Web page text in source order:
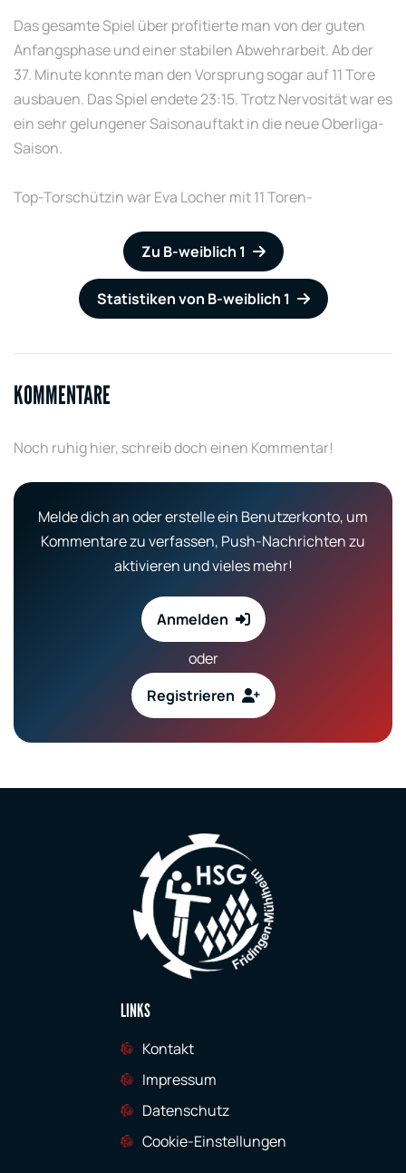
Das gesamte Spiel über profitierte man von der guten
Anfangsphase und einer stabilen Abwehrarbeit. Ab der
37. Minute konnte man den Vorsprung sogar auf 11 Tore
ausbauen. Das Spiel endete 23:15. Trotz Nervosität war es
ein sehr gelungener Saisonauftakt in die neue Oberliga-
Saison.
Top-Torschützin war Eva Locher mit 11 Toren-
Zu B-weiblich 1
Statistiken von B-weiblich 1
KOMMENTARE
Noch ruhig hier, schreib doch einen Kommentar!
Melde dich an oder erstelle ein Benutzerkonto, um
Kommentare zu verfassen, Push-Nachrichten zu
aktivieren und vieles mehr!
Anmelden
oder
Registrieren
LINKS
Kontakt
Impressum
Datenschutz
Cookie-Einstellungen